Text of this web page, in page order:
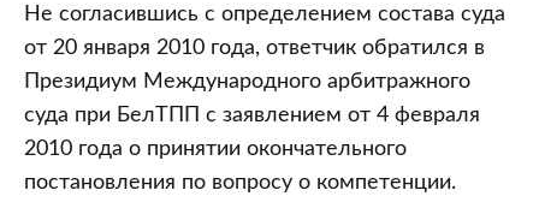
Не согласившись с определением состава суда
от 20 января 2010 года, ответчик обратился в
Президиум Международного арбитражного
суда при БелТПП с заявлением от 4 февраля
2010 года о принятии окончательного
постановления по вопросу о компетенции.